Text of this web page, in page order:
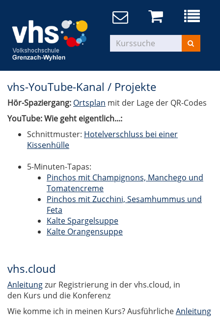
vhs-YouTube-Kanal / Projekte
Hör-Spaziergang: Ortsplan mit der Lage der QR-Codes
YouTube: Wie geht eigentlich...:
Schnittmuster: Hotelverschluss bei einer
Kissenhülle
5-Minuten-Tapas:
Pinchos mit Champignons, Manchego und
Tomatencreme
Pinchos mit Zucchini, Sesamhummus und
Feta
Kalte Spargelsuppe
Kalte Orangensuppe
vhs.cloud
Anleitungzur Registrierung in der vhs.cloud, in
den Kurs und die Konferenz
Wie komme ich in meinen Kurs? AusführlicheAnleitung